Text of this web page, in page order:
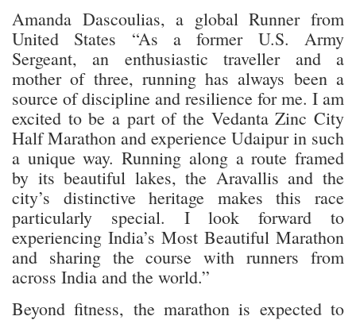
Amanda Dascoulias, a global Runner from
United States “As a former U.S. Army
Sergeant, an enthusiastic traveller and a
mother of three, running has always been a
source of discipline and resilience for me. I am
excited to be a part of the Vedanta Zinc City
Half Marathon and experience Udaipur in such
a unique way. Running along a route framed
by its beautiful lakes, the Aravallis and the
city’s distinctive heritage makes this race
particularly special. I look forward to
experiencing India’s Most Beautiful Marathon
and sharing the course with runners from
across India and the world.”
Beyond fitness, the marathon is expected to